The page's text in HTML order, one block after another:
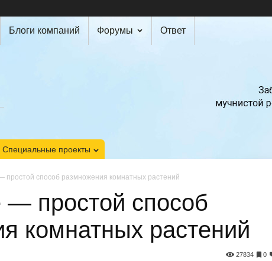
Блоги компаний Форумы Ответ
Специальные проекты
простой способ размножения комнатных растений
— простой способ
комнатных растений
0
27834